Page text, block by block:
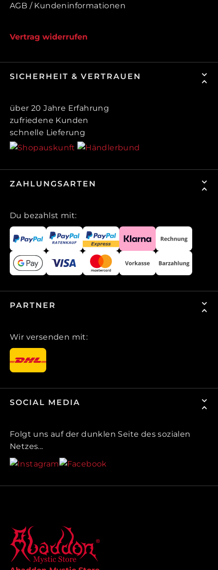
AGB / Kundeninformationen
Vertrag widerrufen
SICHERHEIT & VERTRAUEN
über 20 Jahre Erfahrung
zufriedene Kunden
schnelle Lieferung
ZAHLUNGSARTEN
Du bezahlst mit:
PARTNER
Wir versenden mit:
SOCIAL MEDIA
Folgt uns auf der dunklen Seite des sozialen
Netzes...